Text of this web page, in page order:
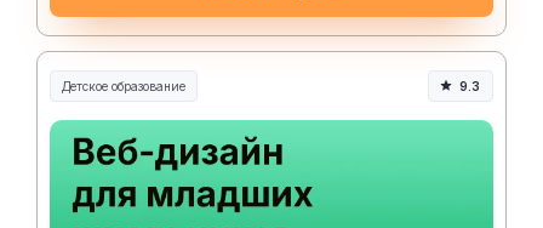
Детское образование 9.3